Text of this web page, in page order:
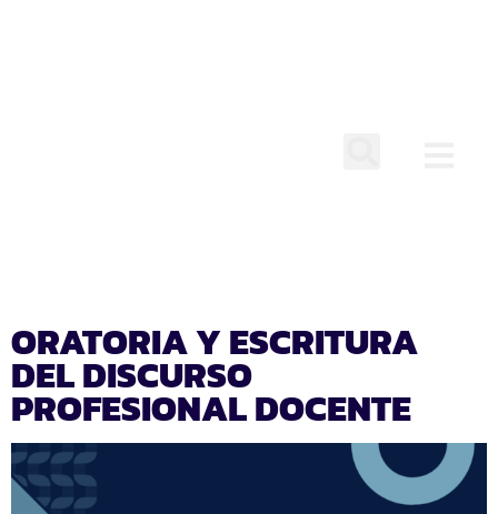
ORATORIA Y ESCRITURA
DEL DISCURSO
PROFESIONAL DOCENTE